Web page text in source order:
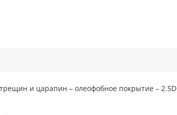
и царапин – олеофобное покрытие – 2.5D